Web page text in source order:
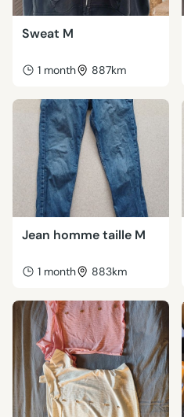
Sweat M
1 month 887km
Jean homme taille M
1 month 883km